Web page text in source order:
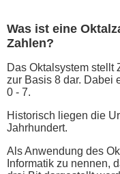
Was ist eine
Zahlen?
Das Oktalsystem stellt
zur Basis 8 dar. Dabei
0 - 7.
Historisch liegen die
Jahrhundert.
Als Anwendung des
Informatik zu nennen,